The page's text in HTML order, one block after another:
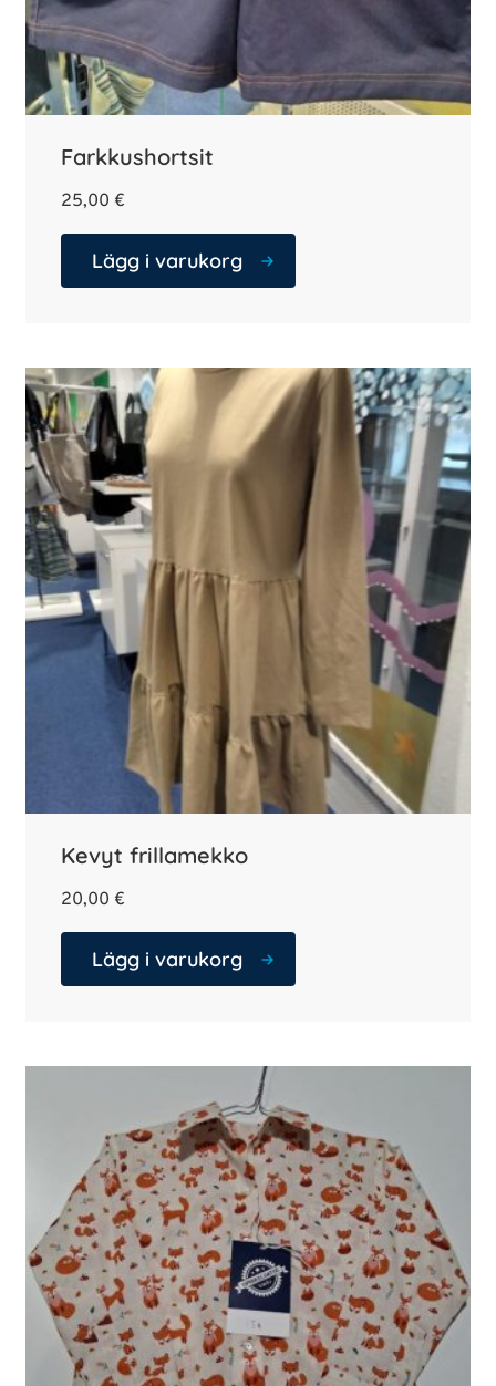
Farkkushortsit
25,00 €
Lägg i varukorg
Kevyt frillamekko
20,00 €
Lägg i varukorg